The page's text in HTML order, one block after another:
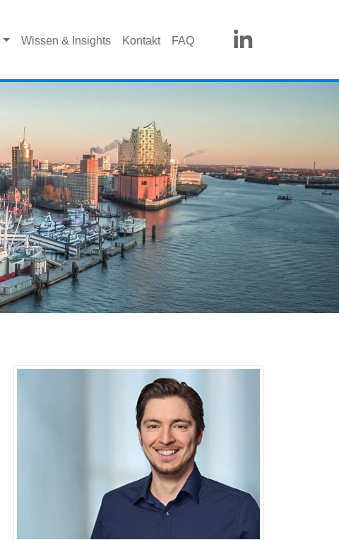
Wissen & Insights Kontakt FAQ